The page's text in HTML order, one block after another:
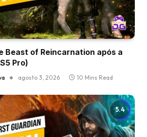
Beast of Reincarnation após a
Pro)
agosto 3, 2026 10 Mins Read
5.4